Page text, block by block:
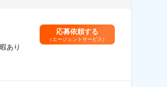
あり
応募依頼する
（エージェントサービス）